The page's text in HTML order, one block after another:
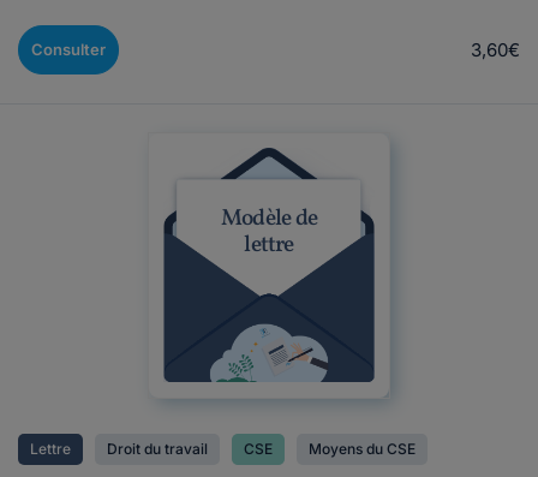
Consulter 3,60€
Modèle de
lettre
Lettre Droit du travail CSE Moyens du CSE